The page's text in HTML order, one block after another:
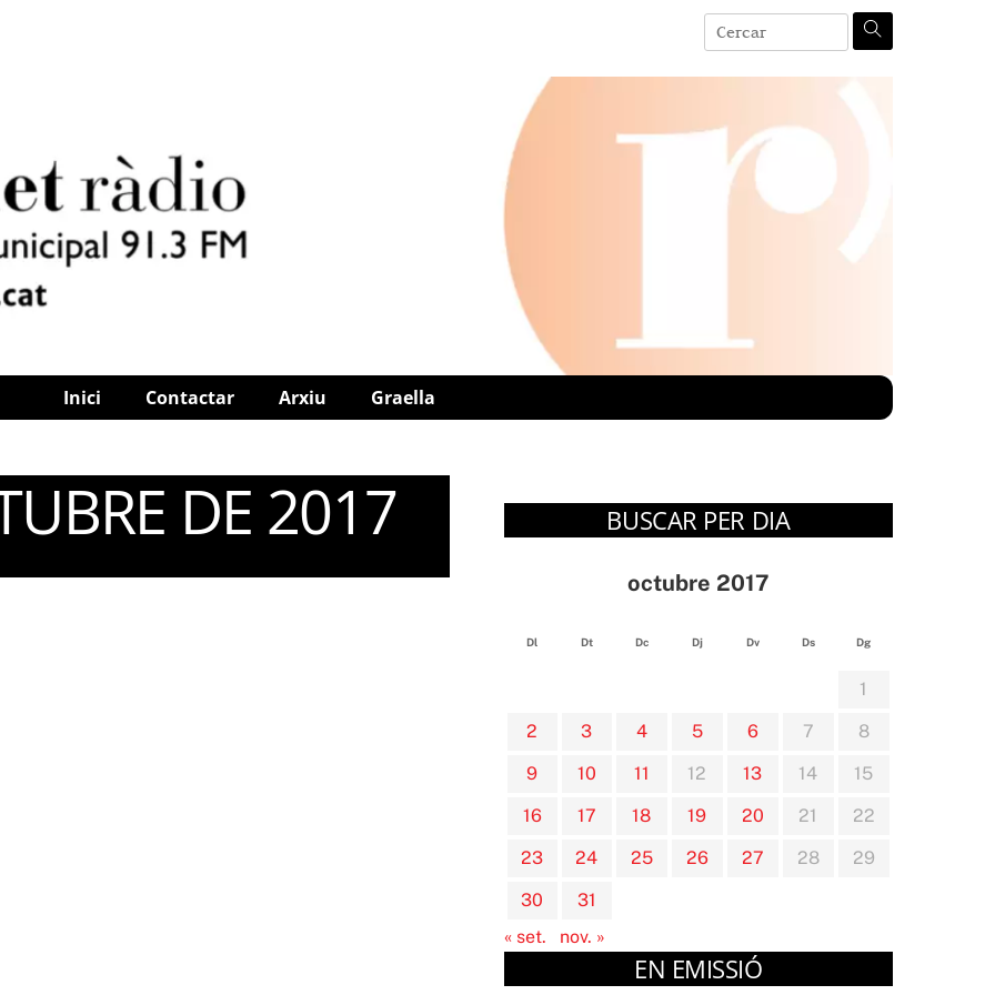
Inici Contactar Arxiu Graella
DE 2017 BUSCAR PER DIA
octubre 2017
Dl Dt Dc Dj Dv Ds Dg
1
2
3 4 5 6 7
8
9
10 11 12 13 14
15
16
17 18 19 20 21
22
23
24 25 26 27 28
29
30
31
« set.
nov. »
EN EMISSIÓ